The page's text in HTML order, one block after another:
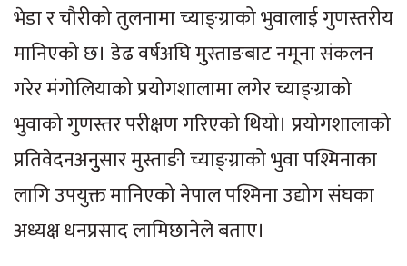
भेडा र चौरीको तुलनामा च्याङ्ग्राको भुवालाई गुणस्तरीय
मानिएको छ। डेढ वर्षअघि मुुस्ताङबाट नमूना संकलन
गरेर मंगाेलियाको प्रयोगशालामा लगेर च्याङ्ग्राको
भुवाको गुणस्तर परीक्षण गरिएको थियो। प्रयोगशालाको
प्रतिवेदनअनुुसार मुस्ताङी च्याङ्ग्राको भुवा पश्मिनाका
लागि उपयुक्त मानिएको नेपाल पश्मिना उद्योग संघका
अध्यक्ष धनप्रसाद लामिछानेले बताए।